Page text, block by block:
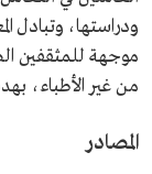
ودراستها، وتبادل
موجهة للمثقفين
من غير الأطباء،
المصادر